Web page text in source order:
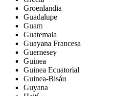
Groenlandia
Guadalupe
Guam
Guatemala
Guayana Francesa
Guernesey
Guinea
Guinea Ecuatorial
Guinea-Bisáu
Guyana